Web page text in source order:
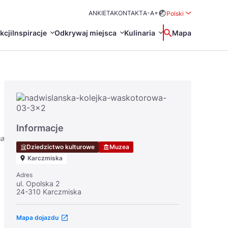
ANKIETAKONTAKTA-A+
Polski
Inspiracje Odkrywaj miejsca
Turystyczne
Kulinaria Wyszukaj
Mapa
日本語
Svenska
Informacje
Dziedzictwo kulturowe
Muzea
Karczmiska
Adres
ul. Opolska 2
24-310 Karczmiska
Mapa dojazdu